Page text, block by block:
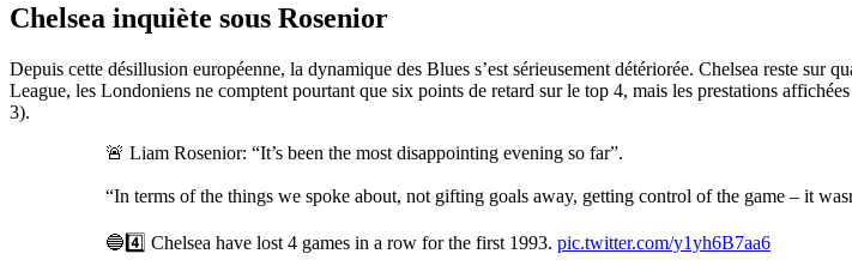
Chelsea inquiète sous Rosenior
Depuis cette désillusion européenne, la dynamique des Blues s’est sérieusement détériorée. Chelsea reste sur
League, les Londoniens ne comptent pourtant que six points de retard sur le top 4, mais les prestations
3).
🚨 Liam Rosenior: “It’s been the most disappointing evening so far”.
“In terms of the things we spoke about, not gifting goals away, getting control of the game – it
🔵4️⃣ Chelsea have lost 4 games in a row for the first 1993. pic.twitter.com/y1yh6B7aa6